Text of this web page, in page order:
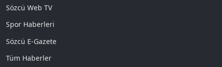
Sözcü Web TV
Spor Haberleri
Sözcü E-Gazete
Tüm Haberler